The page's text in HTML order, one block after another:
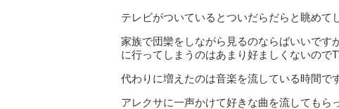
テレビがついているとついだらだらと眺めて
家族で団欒をしながら見るのならばいいです
に行ってしまうのはあまり好ましくないので
代わりに増えたのは音楽を流している時間です
アレクサに一声かけて好きな曲を流してもら